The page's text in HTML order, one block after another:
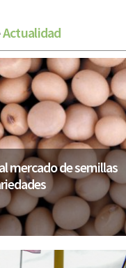
Actualidad
mercado de semillas